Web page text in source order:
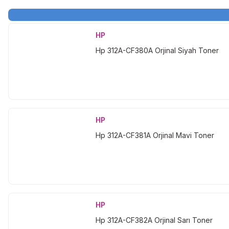
HP
Hp 312A-CF380A Orjinal Siyah Toner
HP
Hp 312A-CF381A Orjinal Mavi Toner
HP
Hp 312A-CF382A Orjinal Sarı Toner